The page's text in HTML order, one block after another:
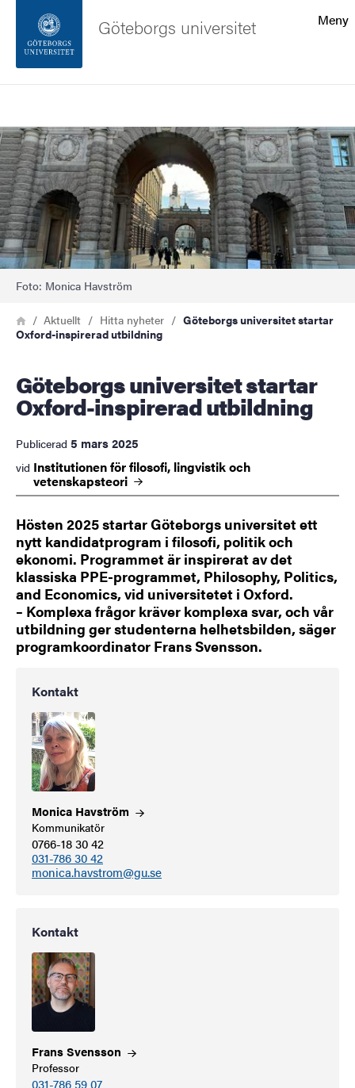
Sidfoten
Om webbplatsen
Meny
Göteborgs universitet
Bild
Foto: Monica Havström
Länkstig
HemAktuellt Hitta nyheter
Göteborgs universitet startar
Oxford-inspirerad utbildning
Göteborgs universitet startar
Oxford-inspirerad utbildning
Publicerad 5 mars 2025
vid Institutionen för filosofi, lingvistik och
vetenskapsteori
Hösten 2025 startar Göteborgs universitet ett
nytt kandidatprogram i filosofi, politik och
ekonomi. Programmet är inspirerat av det
klassiska PPE-programmet, Philosophy, Politics,
and Economics, vid universitetet i Oxford.
– Komplexa frågor kräver komplexa svar, och vår
utbildning ger studenterna helhetsbilden, säger
programkoordinator Frans Svensson.
Kontakt
Monica Havström
Kommunikatör
0766-18 30 42
031-786 30 42
monica.havstrom@gu.se
Kontakt
FransSvensson
Professor
031-786 59 07